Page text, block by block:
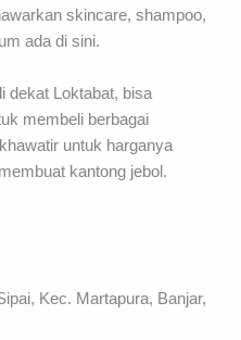
skincare, shampoo,
ada di sini.
dekat Loktabat, bisa
membeli berbagai
untuk harganya
kantong jebol.
Kec. Martapura, Banjar,